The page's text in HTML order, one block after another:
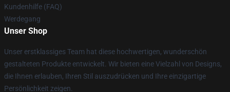
Kundenhilfe (FAQ)
Werdegang
Unser Shop
Unser erstklassiges Team hat diese hochwertigen, wunderschön
gestalteten Produkte entwickelt. Wir bieten eine Vielzahl von Designs,
die Ihnen erlauben, Ihren Stil auszudrücken und Ihre einzigartige
Persönlichkeit zeigen.